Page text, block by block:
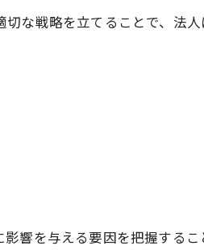
な戦略を立てることで、法人
響を与える要因を把握するこ